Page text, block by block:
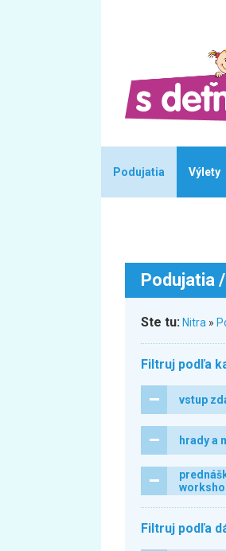
Podujatia Výlety
Podujatia
Ste tu: Nitra »
Filtruj podľa
vstup
hrady a
Filtruj podľa